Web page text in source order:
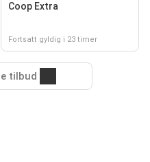
Coop Extra
Fortsatt gyldig i 23 timer
tilbud